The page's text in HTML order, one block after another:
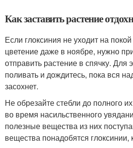
Как заставить растение
Если глоксиния не уходит на
цветение даже в ноябре, нужно
отправить растение в спячку. Для
поливать и дождитесь, пока вся
засохнет.
Не обрезайте стебли до полного
во время насильственного
полезные вещества из них
вещества понадобятся глоксинии,